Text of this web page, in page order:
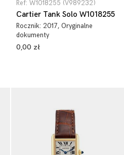
Ref: W1018255 (V989232)
Cartier Tank Solo W1018255
Rocznik: 2017, Oryginalne
dokumenty
0,00 zł